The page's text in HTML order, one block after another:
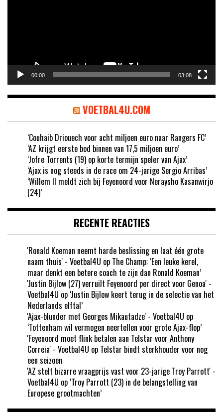
00:00 03:08
VOETBAL4U.COM
‘Couhaib Driouech voor acht miljoen euro naar Rangers FC’
‘AZ krijgt eerste bod binnen van 17,5 miljoen euro’
‘Jofre Torrents (19) op korte termijn speler van Ajax’
‘Ajax is nog steeds in de race om 24-jarige Sergio Arribas’
‘Willem II meldt zich bij Feyenoord voor Neraysho Kasanwirjo
(24)’
RECENTE REACTIES
'Ronald Koeman neemt harde beslissing en laat één grote
naam thuis' - Voetbal4U op The Champ: ‘Een leuke kerel,
maar denkt een betere coach te zijn dan Ronald Koeman’
'Justin Bijlow (27) verruilt Feyenoord per direct voor Genoa' -
Voetbal4U op ‘Justin Bijlow keert terug in de selectie van het
Nederlands elftal’
'Ajax-blunder met Georges Mikautadze' - Voetbal4U op
‘Tottenham wil vermogen neertellen voor grote Ajax-flop’
'Feyenoord moet flink betalen aan Telstar voor Anthony
Correia' - Voetbal4U op Telstar bindt sterkhouder voor nog
een seizoen
'AZ stelt bizarre vraagprijs vast voor 23-jarige Troy Parrott' -
Voetbal4U op ‘Troy Parrott (23) in de belangstelling van
Europese grootmachten’